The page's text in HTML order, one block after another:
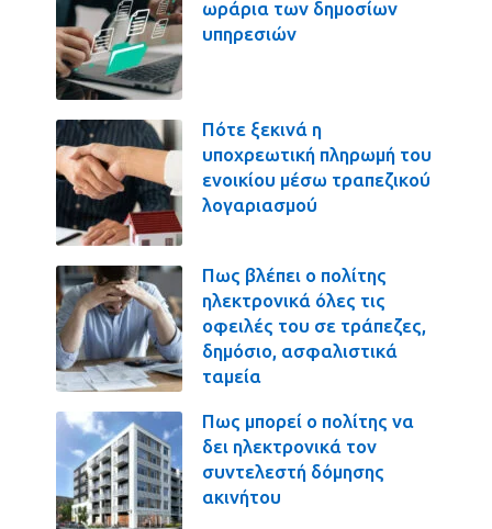
ωράρια των δημοσίων
υπηρεσιών
Πότε ξεκινά η
υποχρεωτική πληρωμή του
ενοικίου μέσω τραπεζικού
λογαριασμού
Πως βλέπει ο πολίτης
ηλεκτρονικά όλες τις
οφειλές του σε τράπεζες,
δημόσιο, ασφαλιστικά
ταμεία
Πως μπορεί ο πολίτης να
δει ηλεκτρονικά τον
συντελεστή δόμησης
ακινήτου